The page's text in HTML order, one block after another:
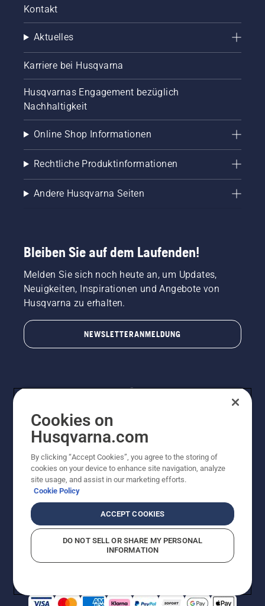
Kontakt
Aktuelles
Karriere bei Husqvarna
Husqvarnas Engagement bezüglich
Nachhaltigkeit
Online Shop Informationen
Rechtliche Produktinformationen
Andere Husqvarna Seiten
Bleiben Sie auf dem Laufenden!
Melden Sie sich noch heute an, um Updates,
Neuigkeiten, Inspirationen und Angebote von
Husqvarna zu erhalten.
NEWSLETTERANMELDUNG
© Husqvarna AB (publ). Alle Rechte vorbehalten.
Preisänderungen, Irrtümer, Text- und Satzfehler sind
vorbehalten. Bei den Preisangaben handelt es sich um
unverbindliche Preisempfehlungen in Euro inkl. der
unverbindliche Preisempfehlungen (inkl. MwSt), es sei
denn sie sind für den direkten Kauf verfügbar.
Cookie-RichtlinieNutzungsbedingungenAGBs
ImpressumVermutete Verstöße melden
Cookies on
Husqvarna.com
By clicking “Accept Cookies”, you agree to the storing of
cookies on your device to enhance site navigation, analyze
site usage, and assist in our marketing efforts.
Cookie Policy
ACCEPT COOKIES
DO NOT SELL OR SHARE MY PERSONAL
INFORMATION